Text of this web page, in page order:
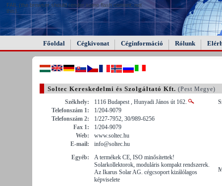
FAIL (the browser should render some flash content, not
this).
Főoldal Cégkivonat Céginformáció Rólunk
Soltec Kereskedelmi és Szolgáltató Kft. (Pest Megye)
Székhely:
1116 Budapest , Hunyadi János út 162.
Telefonszám 1:
1/204-9079
Telefonszám 2:
1/227-7952, 30/989-6256
Fax 1:
1/204-9079
Web:
www.soltec.hu
E-mail:
info@soltec.hu
Egyéb:
A termékek CE, ISO minősítettek!
Solarkollektorok, moduláris kompakt rendszerek.
Az Ikarus Solar AG. cégcsoport kizálólagos
képviselete